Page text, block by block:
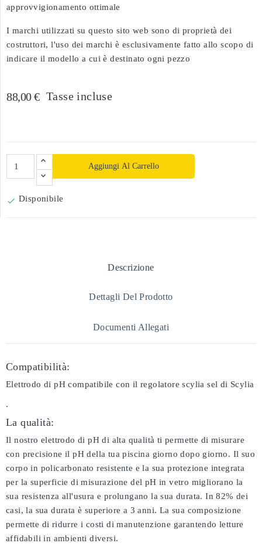
approvvigionamento ottimale
I marchi utilizzati su questo sito web sono di proprietà dei
costruttori, l'uso dei marchi è esclusivamente fatto allo scopo di
indicare il modello a cui è destinato ogni pezzo
88,00 € Tasse incluse
Aggiungi Al Carrello
 Disponibile
Descrizione
Dettagli Del Prodotto
Documenti Allegati
Compatibilità:
Elettrodo di pH compatibile con il regolatore scylia sel di Scylia
.
La qualità:
Il nostro elettrodo di pH di alta qualità ti permette di misurare
con precisione il pH della tua piscina giorno dopo giorno. Il suo
corpo in policarbonato resistente e la sua protezione integrata
per la superficie di misurazione del pH in vetro migliorano la
sua resistenza all'usura e prolungano la sua durata. In 82% dei
casi, la sua durata è superiore a 3 anni. La sua composizione
permette di ridurre i costi di manutenzione garantendo letture
affidabili in ambienti diversi.